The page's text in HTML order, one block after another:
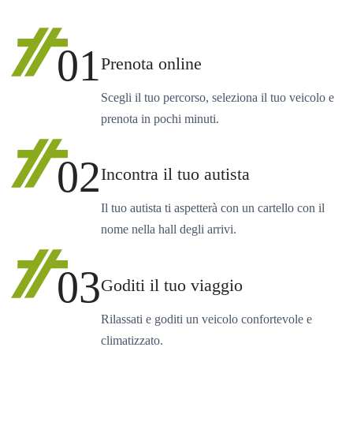
01Prenota online
Scegli il tuo percorso, seleziona il tuo veicolo e
prenota in pochi minuti.
02Incontra il tuo autista
Il tuo autista ti aspetterà con un cartello con il
nome nella hall degli arrivi.
03Goditi il tuo viaggio
Rilassati e goditi un veicolo confortevole e
climatizzato.